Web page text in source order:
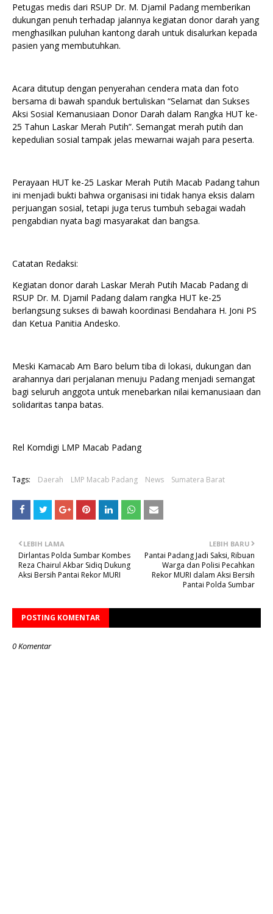
Petugas medis dari RSUP Dr. M. Djamil Padang memberikan
dukungan penuh terhadap jalannya kegiatan donor darah yang
menghasilkan puluhan kantong darah untuk disalurkan kepada
pasien yang membutuhkan.
Acara ditutup dengan penyerahan cendera mata dan foto
bersama di bawah spanduk bertuliskan “Selamat dan Sukses
Aksi Sosial Kemanusiaan Donor Darah dalam Rangka HUT ke-
25 Tahun Laskar Merah Putih”. Semangat merah putih dan
kepedulian sosial tampak jelas mewarnai wajah para peserta.
Perayaan HUT ke-25 Laskar Merah Putih Macab Padang tahun
ini menjadi bukti bahwa organisasi ini tidak hanya eksis dalam
perjuangan sosial, tetapi juga terus tumbuh sebagai wadah
pengabdian nyata bagi masyarakat dan bangsa.
Catatan Redaksi:
Kegiatan donor darah Laskar Merah Putih Macab Padang di
RSUP Dr. M. Djamil Padang dalam rangka HUT ke-25
berlangsung sukses di bawah koordinasi Bendahara H. Joni PS
dan Ketua Panitia Andesko.
Meski Kamacab Am Baro belum tiba di lokasi, dukungan dan
arahannya dari perjalanan menuju Padang menjadi semangat
bagi seluruh anggota untuk menebarkan nilai kemanusiaan dan
solidaritas tanpa batas.
Rel Komdigi LMP Macab Padang
Tags: Daerah LMP Macab Padang News Sumatera Barat
LEBIH BARU
Pantai Padang Jadi Saksi, Ribuan
Warga dan Polisi Pecahkan
Rekor MURI dalam Aksi Bersih
Pantai Polda Sumbar
LEBIH LAMA
Dirlantas Polda Sumbar Kombes
Reza Chairul Akbar Sidiq Dukung
Aksi Bersih Pantai Rekor MURI
POSTING KOMENTAR
0 Komentar